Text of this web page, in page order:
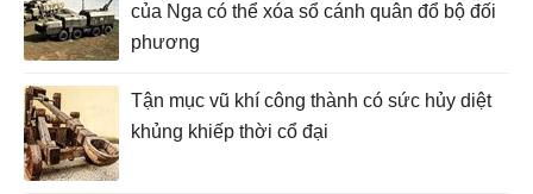
của Nga có thể xóa sổ cánh quân đổ bộ đối
phương
Tận mục vũ khí công thành có sức hủy diệt
khủng khiếp thời cổ đại